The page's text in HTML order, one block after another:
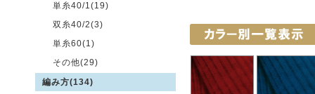
単糸40/1(19)
双糸40/2(3)
単糸60(1)
その他(29)
編み方(134)